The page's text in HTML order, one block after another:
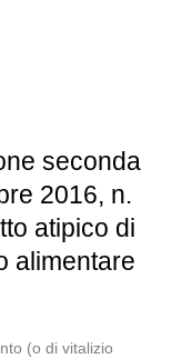
seconda
2016, n.
atipico di
alimentare
(o di vitalizio